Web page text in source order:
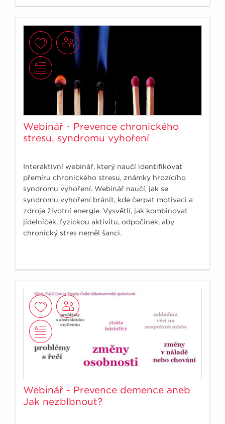
Webinář - Prevence chronického
stresu, syndromu vyhoření
Interaktivní webinář, který naučí identifikovat
přemíru chronického stresu, známky hrozícího
syndromu vyhoření. Webinář naučí, jak se
syndromu vyhoření bránit, kde čerpat motivaci a
zdroje životní energie. Vysvětlí, jak kombinovat
jídelníček, fyzickou aktivitu, odpočinek, aby
chronický stres neměl šanci.
Webinář - Prevence demence aneb
Jak nezblbnout?